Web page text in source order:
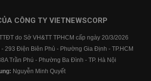
CÔNG TY VIETNEWSCORP
do Sở VH&TT TPHCM cấp ngày 20/3/2026
293 Điện Biên Phủ - Phường Gia Định - TP.HCM
Trần Phú - Phường Ba Đình - TP. Hà Nội
Nguyễn Minh Quyết